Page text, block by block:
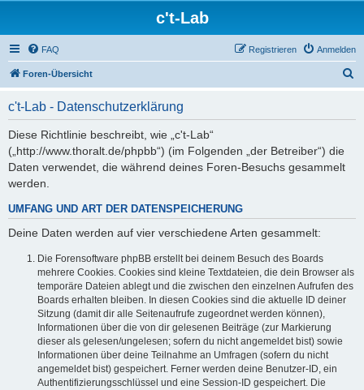
c't-Lab
FAQ Anmelden
Registrieren
Foren-Übersicht
c't-Lab - Datenschutzerklärung
Diese Richtlinie beschreibt, wie „c't-Lab“
(„http://www.thoralt.de/phpbb“) (im Folgenden „der Betreiber“) die
Daten verwendet, die während deines Foren-Besuchs gesammelt
werden.
UMFANG UND ART DER DATENSPEICHERUNG
Deine Daten werden auf vier verschiedene Arten gesammelt:
Die Forensoftware phpBB erstellt bei deinem Besuch des Boards
mehrere Cookies. Cookies sind kleine Textdateien, die dein Browser als
temporäre Dateien ablegt und die zwischen den einzelnen Aufrufen des
Boards erhalten bleiben. In diesen Cookies sind die aktuelle ID deiner
Sitzung (damit dir alle Seitenaufrufe zugeordnet werden können),
Informationen über die von dir gelesenen Beiträge (zur Markierung
dieser als gelesen/ungelesen; sofern du nicht angemeldet bist) sowie
Informationen über deine Teilnahme an Umfragen (sofern du nicht
angemeldet bist) gespeichert. Ferner werden deine Benutzer-ID, ein
Authentifizierungsschlüssel und eine Session-ID gespeichert. Die